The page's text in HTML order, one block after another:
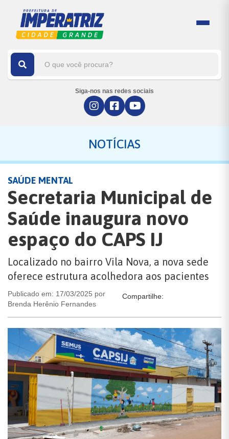
Siga-nos nas redes sociais
NOTÍCIAS
SAÚDE MENTAL
Secretaria Municipal de
Saúde inaugura novo
espaço do CAPS IJ
Localizado no bairro Vila Nova, a nova sede
oferece estrutura acolhedora aos pacientes
Publicado em: 17/03/2025 por
Brenda Herênio Fernandes
Compartilhe: